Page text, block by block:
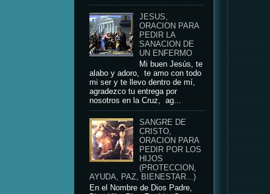
JESUS,
ORACION PARA
PEDIR LA
SANACION DE
UN ENFERMO
Mi buen Jesús, te
alabo y adoro, te amo con todo
mi ser y te llevo dentro de mí,
agradezco tu entrega por
nosotros en la Cruz, ag...
SANGRE DE
CRISTO,
ORACION PARA
PEDIR POR LOS
HIJOS
(PROTECCION,
AYUDA, PAZ, BIENESTAR...)
En el Nombre de Dios Padre,